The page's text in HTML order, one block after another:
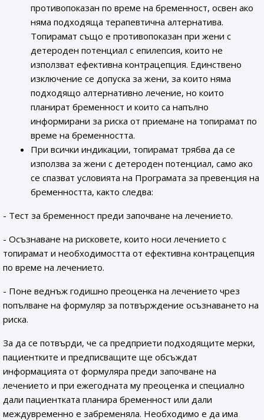
противопоказан по време на бременност, освен ако
няма подходяща терапевтична алтернатива.
Топирамат също е противопоказан при жени с
детероден потенциал с епилепсия, които не
използват ефективна контрацепция. Единствено
изключение се допуска за жени, за които няма
подходящо алтернативно лечение, но които
планират бременност и които са напълно
информирани за риска от приемане на топирамат по
време на бременността.
При всички индикации, топирамат трябва да се
използва за жени с детероден потенциал, само ако
се спазват условията на Програмата за превенция на
бременността, както следва:
- Тест за бременност преди започване на лечението.
- Осъзнаване на рисковете, които носи лечението с
топирамат и необходимостта от ефективна контрацепция
по време на лечението.
- Поне веднъж годишно преоценка на лечението чрез
попълване на формуляр за потвърждение осъзнаването на
риска.
За да се потвърди, че са предприети подходящите мерки,
пациентките и предписващите ще обсъждат
информацията от формуляра преди започване на
лечението и при ежегодната му преоценка и специално
дали пациентката планира бременност или дали
междувременно е забременяла. Необходимо е да има